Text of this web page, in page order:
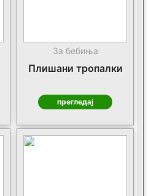
За бебиња
Плишани тропалки
прегледај